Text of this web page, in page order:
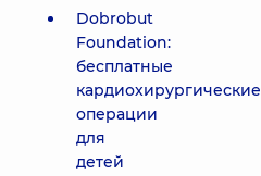
Dobrobut
Foundation:
бесплатные
кардиохирургические
операции
для
детей